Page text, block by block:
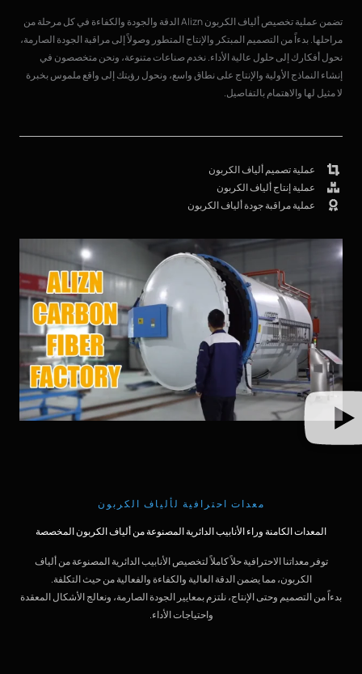
تضمن عملية تخصيص ألياف الكربون Alizn الدقة والجودة والكفاءة في كل مرحلة من
مراحلها. بدءاً من التصميم المبتكر والإنتاج المتطور وصولاً إلى مراقبة الجودة الصارمة،
نحول أفكارك إلى حلول عالية الأداء. نخدم صناعات متنوعة، ونحن متخصصون في
إنشاء النماذج الأولية والإنتاج على نطاق واسع، ونحول رؤيتك إلى واقع ملموس بخبرة
لا مثيل لها والاهتمام بالتفاصيل.
عملية تصميم ألياف الكربون
عملية إنتاج ألياف الكربون
عملية مراقبة جودة ألياف الكربون
معدات احترافية لألياف الكربون
المعدات الكامنة وراء الأنابيب الدائرية المصنوعة من ألياف الكربون المخصصة
توفر معداتنا الاحترافية حلاً كاملاً لتخصيص الأنابيب الدائرية المصنوعة من ألياف
الكربون، مما يضمن الدقة العالية والكفاءة والفعالية من حيث التكلفة.
بدءاً من التصميم وحتى الإنتاج، نلتزم بمعايير الجودة الصارمة، ونعالج الأشكال المعقدة
واحتياجات الأداء.